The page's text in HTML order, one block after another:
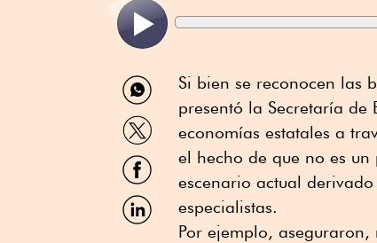
Compartir
por
WhatsApp
Compartir
por
Twitter
Compartir
por
Facebook
Compartir
por
Si bien se reconocen las
presentó la Secretaría de
economías estatales a
el hecho de que no es
escenario actual
especialistas.
Por ejemplo,